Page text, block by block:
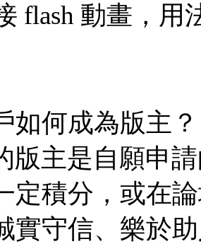
flash 動畫，
如何成為版主？
主是自願申
定積分，或在
實守信、樂於